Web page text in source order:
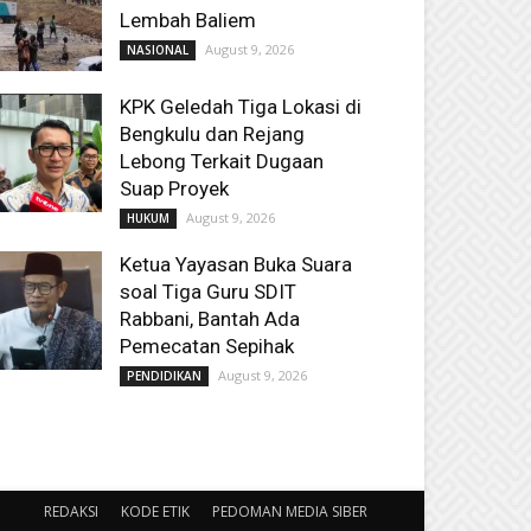
Lembah Baliem
NASIONAL August 9, 2026
KPK Geledah Tiga Lokasi di
Bengkulu dan Rejang
Lebong Terkait Dugaan
Suap Proyek
HUKUM August 9, 2026
Ketua Yayasan Buka Suara
soal Tiga Guru SDIT
Rabbani, Bantah Ada
Pemecatan Sepihak
PENDIDIKAN August 9, 2026
REDAKSI KODE ETIK PEDOMAN MEDIA SIBER